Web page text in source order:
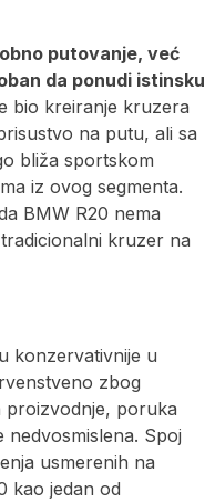
putovanje, već
da ponudi istinsku
bio kreiranje kruzera
na putu, ali sa
bliža sportskom
iz ovog segmenta.
BMW R20 nema
kruzer na
konzervativnije u
zbog
proizvodnje, poruka
nedvosmislena. Spoj
usmerenih na
kao jedan od